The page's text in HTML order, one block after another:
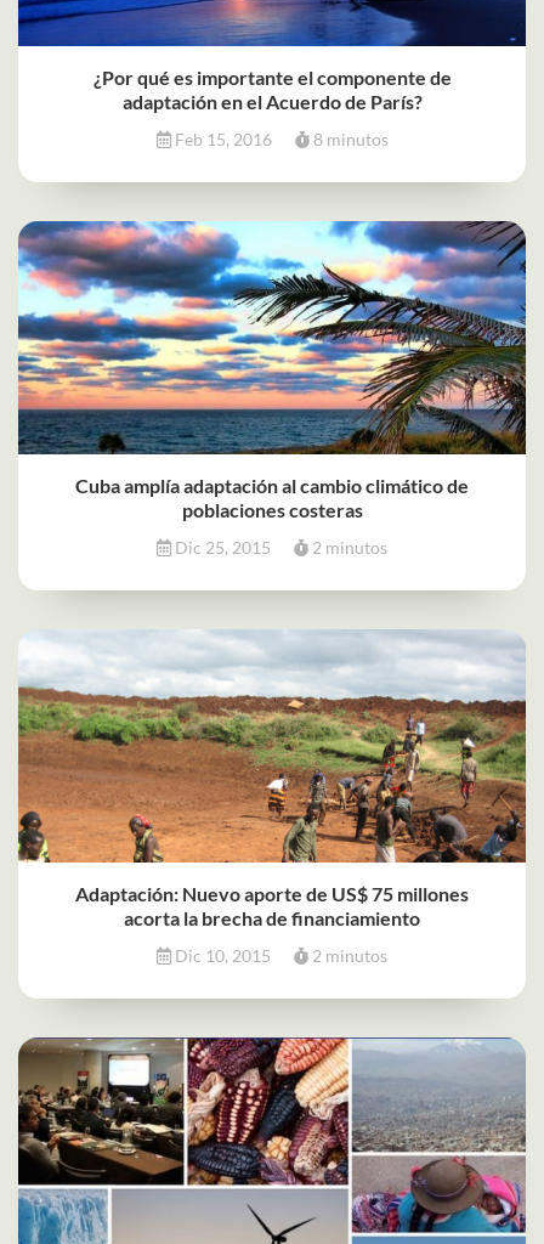
¿Por qué es importante el componente de
adaptación en el Acuerdo de París?
Feb 15, 2016 8 minutos
Cuba amplía adaptación al cambio climático de
poblaciones costeras
Dic 25, 2015 2 minutos
Adaptación: Nuevo aporte de US$ 75 millones
acorta la brecha de financiamiento
Dic 10, 2015 2 minutos